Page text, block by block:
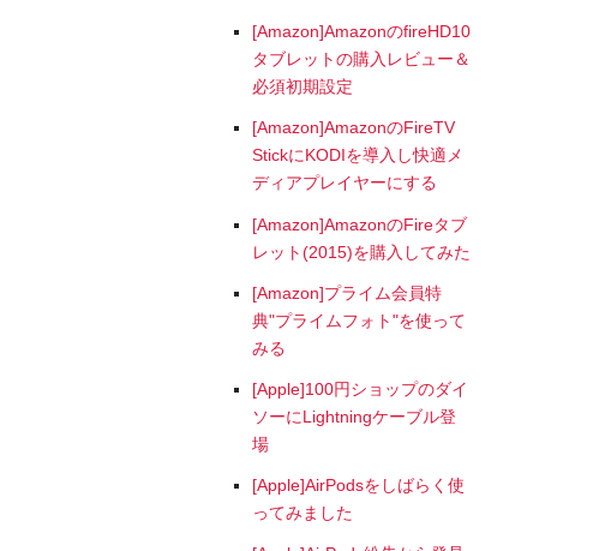
[Amazon]AmazonのfireHD10
タブレットの購入レビュー＆
必須初期設定
[Amazon]AmazonのFireTV
StickにKODIを導入し快適メ
ディアプレイヤーにする
[Amazon]AmazonのFireタブ
レット(2015)を購入してみた
[Amazon]プライム会員特
典"プライムフォト"を使って
みる
[Apple]100円ショップのダイ
ソーにLightningケーブル登
場
[Apple]AirPodsをしばらく使
ってみました